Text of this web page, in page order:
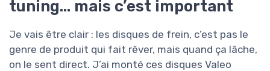
tuning… mais c’est important
Je vais être clair : les disques de frein, c’est pas le
genre de produit qui fait rêver, mais quand ça lâche,
on le sent direct. J’ai monté ces disques Valeo